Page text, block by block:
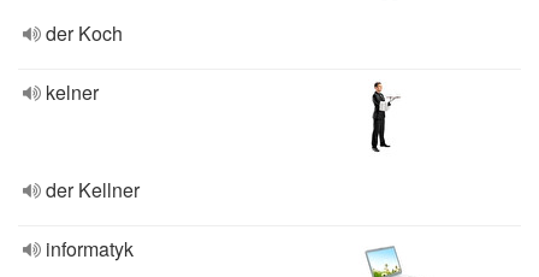
der Koch
kelner
der Kellner
informatyk